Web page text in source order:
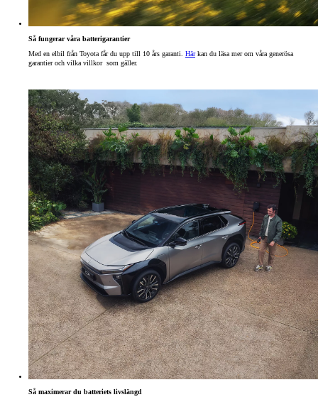
Så fungerar våra batterigarantier
Med en elbil från Toyota får du upp till 10 års garanti. Härkan du läsa mer om våra generösa
garantier och vilka villkor som gäller.
Så maximerar du batteriets livslängd